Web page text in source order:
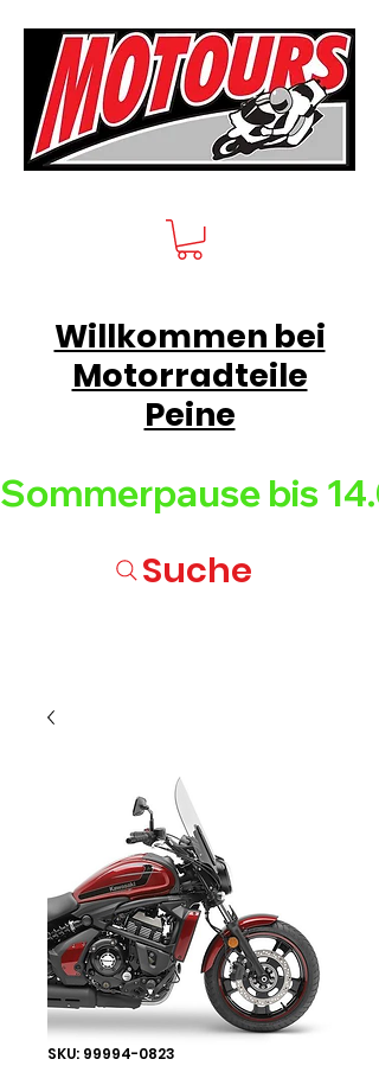
Sommerpause bis
Willkommen bei
Motorradteile
Peine
Suche
SKU: 99994-0823